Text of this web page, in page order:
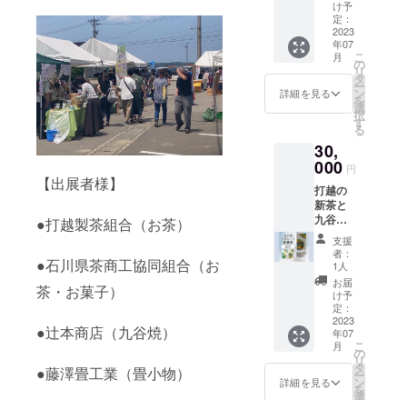
【出展者様】
●打越製茶組合（お茶）
●石川県茶商工協同組合（お
茶・お菓子）
●辻本商店（九谷焼）
●藤澤畳工業（畳小物）
ンドブ
ラスト
の機械
で砂を
当てる
とデザ
インが
浮き出
す。
５．仕
上げ→
完成。
＊その
場でお
渡し可
能で
す。
【体験
受付時
間】 午
前
①10：
00～、
②11：
00～ 午
いて作
ること
も可能
です。
【体験
の手
順】
１．九
粘土を
使って
好きな
形に成
形して
くださ
い。
２．釉
掛け→
焼成→
完成
（ス
タッフ
が後日
作業、
発送し
ます）
【体験
さい。
●九谷焼
のアク
セサ
リー作
り体験
割れた
り、欠
して正
規品で
販売で
きない
九谷焼
をアク
セサ
リーに
リメイ
ク。
SDGsに
も貢献
できる
体験で
す。
【体験
の手
順】
ルや注
意書き
をご確
認くだ
さい。
お届け
するリ
とパッ
ケージ
等のデ
ザイン
が異な
る場合
があり
ますの
で、あ
らかじ
めご了
承くだ
さい。
●九谷焼
の絵付
け体験
九谷五
彩の絵
統工芸
品の中
で見つ
けた花
鳥風月
を現代
風にア
谷結窯
の新し
い九谷
焼皿で
す。 九
谷五彩
といわ
れる
赤、
緑、黄
色、
青、紫
を使
い、絵
具を厚
て盛り
いでく
ださ
い。 ・
極端に
高温又
の場所
や直射
近を避
け、乳
幼児又
はペッ
トが近
づかな
い所で
保管・
使用し
てくだ
さい。
万一皮
膚につ
いた
り、目
たりし
しめま
す。
【名
称】加
賀の紅
茶
（ファ
料名】
緑茶
（加賀
市産）
【内容
量】
リーフ
50g
【保存
方法】
高温・
多湿を
避け移
り香に
ご注意
い 【賞
甘み・
渋みの
バラン
スが良
く、ふ
だん飲
みしや
【名
称】鳳
玉 【原
材料
名】緑
茶（加
賀市
産）
【内容
量】
リーフ
100g
【保存
方法】
高温・
多湿を
避け移
焼陶箱
＋九谷
焼アロ
マス
トーン
のセッ
ト お
礼の
付
【セッ
ト内
容】 ・
フレグ
ランス
アロ
マ 加
賀紅茶
の香
り 1個
・九谷
焼陶
箱 1個
・九谷
焼アロ
マス
け予
定：
2023
年07
月
詳細を見る
こ
の
リ
タ
ー
ン
を
選
択
す
る
30,
000 円
打越の
新茶と
九谷焼
ワイヤ
レス充
電器ス
タンド
形の
セッ
ト お
礼の
カード
付 ●打
越の新
茶 組合
支援
者：
1人
お届
け予
定：
2023
年07
月
詳細を見る
こ
の
リ
タ
ー
ン
を